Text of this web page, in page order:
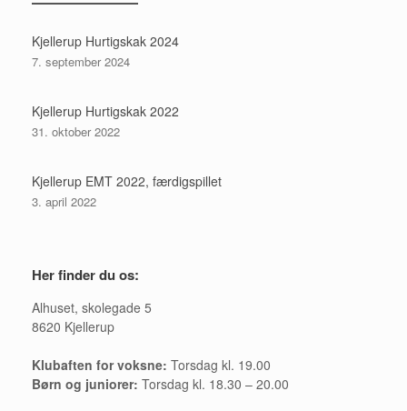
Kjellerup Hurtigskak 2024
7. september 2024
Kjellerup Hurtigskak 2022
31. oktober 2022
Kjellerup EMT 2022, færdigspillet
3. april 2022
Her finder du os:
Alhuset, skolegade 5
8620 Kjellerup
Klubaften for voksne: Torsdag kl. 19.00
Børn og juniorer: Torsdag kl. 18.30 – 20.00